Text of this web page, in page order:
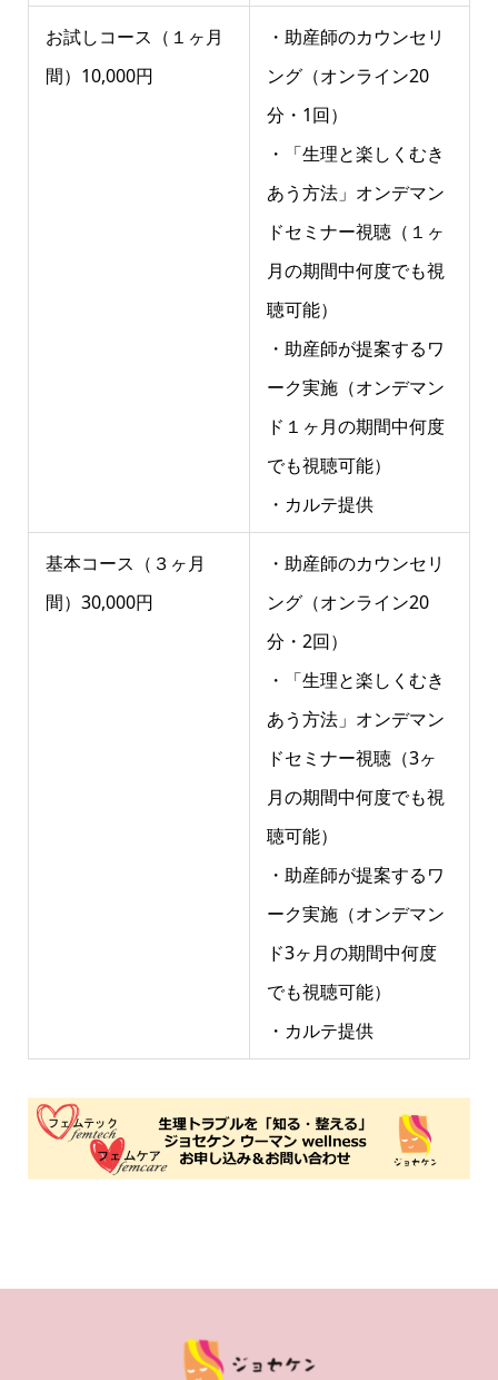
お試しコース（１ヶ月
間）10,000円
・助産師のカウンセリ
ング（オンライン20
分・1回）
・「生理と楽しくむき
あう方法」オンデマン
ドセミナー視聴（１ヶ
月の期間中何度でも視
聴可能）
・助産師が提案するワ
ーク実施（オンデマン
ド１ヶ月の期間中何度
でも視聴可能）
・カルテ提供
基本コース（３ヶ月
間）30,000円
・助産師のカウンセリ
ング（オンライン20
分・2回）
・「生理と楽しくむき
あう方法」オンデマン
ドセミナー視聴（3ヶ
月の期間中何度でも視
聴可能）
・助産師が提案するワ
ーク実施（オンデマン
ド3ヶ月の期間中何度
でも視聴可能）
・カルテ提供